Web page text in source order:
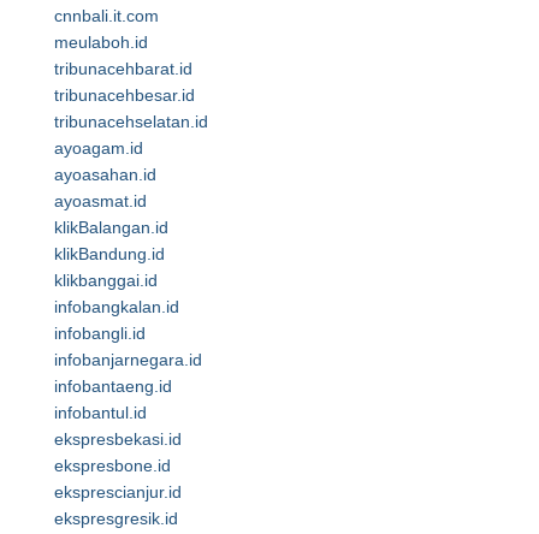
cnnbali.it.com
meulaboh.id
tribunacehbarat.id
tribunacehbesar.id
tribunacehselatan.id
ayoagam.id
ayoasahan.id
ayoasmat.id
klikBalangan.id
klikBandung.id
klikbanggai.id
infobangkalan.id
infobangli.id
infobanjarnegara.id
infobantaeng.id
infobantul.id
ekspresbekasi.id
ekspresbone.id
eksprescianjur.id
ekspresgresik.id